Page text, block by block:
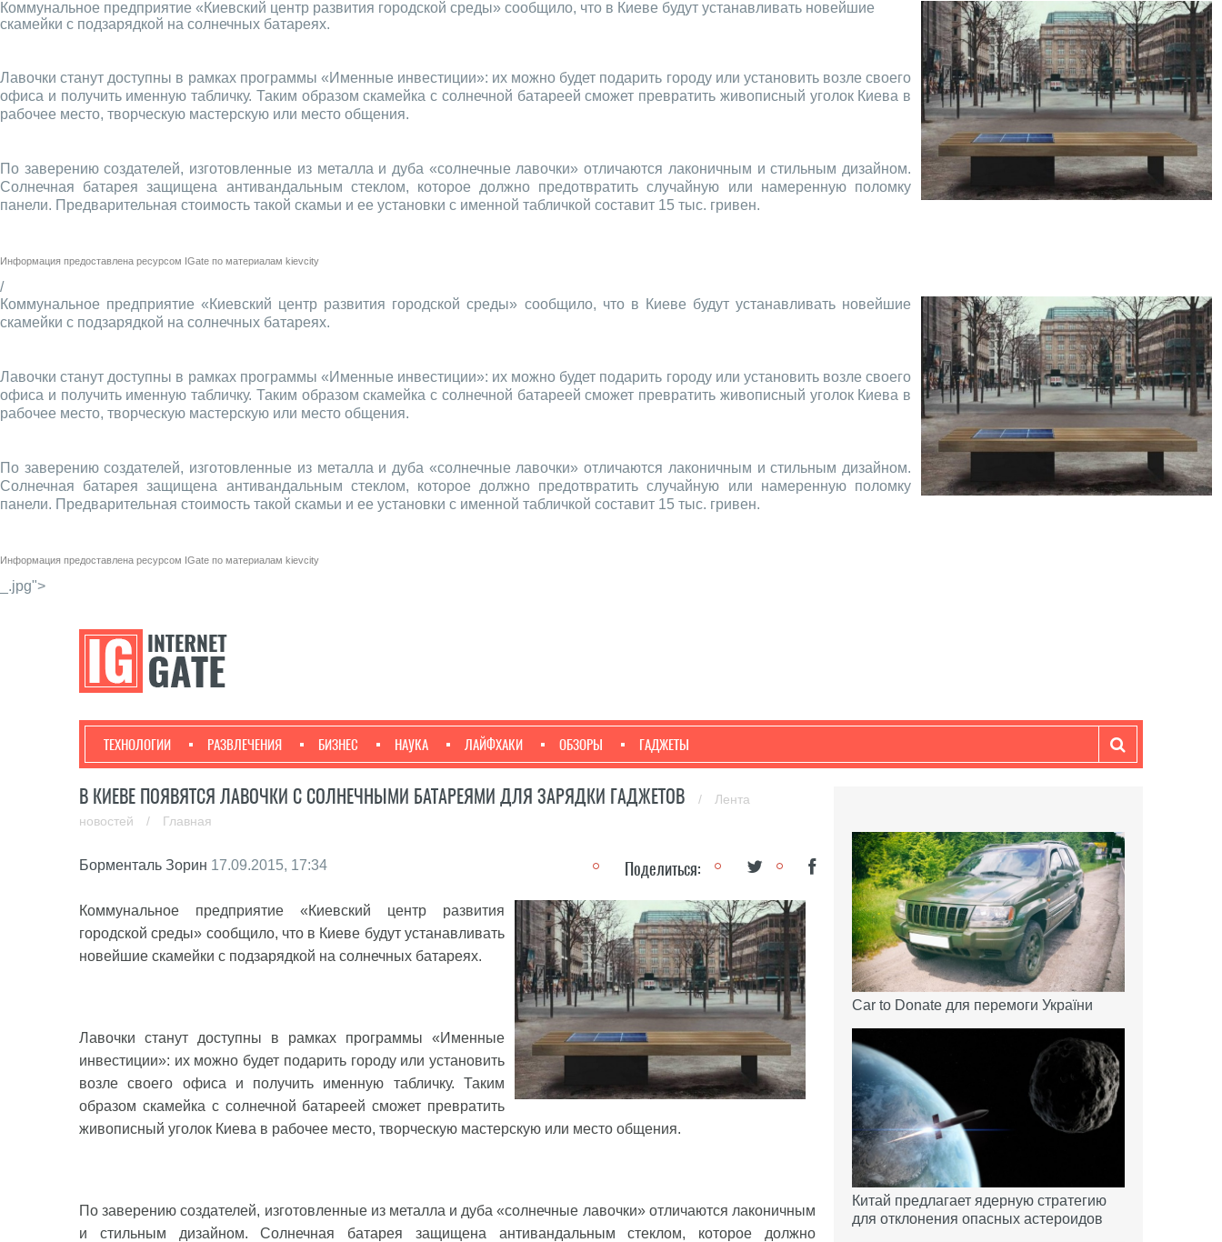
Коммунальное предприятие «Киевский центр развития городской среды» сообщило, что в Киеве будут устанавливать новейшие
скамейки с подзарядкой на солнечных батареях.
Лавочки станут доступны в рамках программы «Именные инвестиции»: их можно будет подарить городу или установить возле своего
офиса и получить именную табличку. Таким образом скамейка с солнечной батареей сможет превратить живописный уголок Киева в
рабочее место, творческую мастерскую или место общения.
По заверению создателей, изготовленные из металла и дуба «солнечные лавочки» отличаются лаконичным и стильным дизайном.
Солнечная батарея защищена антивандальным стеклом, которое должно предотвратить случайную или намеренную поломку
панели. Предварительная стоимость такой скамьи и ее установки с именной табличкой составит 15 тыс. гривен.
Информация предоставлена ресурсом IGate по материалам kievcity
/
Коммунальное предприятие «Киевский центр развития городской среды» сообщило, что в Киеве будут устанавливать новейшие
скамейки с подзарядкой на солнечных батареях.
Лавочки станут доступны в рамках программы «Именные инвестиции»: их можно будет подарить городу или установить возле своего
офиса и получить именную табличку. Таким образом скамейка с солнечной батареей сможет превратить живописный уголок Киева в
рабочее место, творческую мастерскую или место общения.
По заверению создателей, изготовленные из металла и дуба «солнечные лавочки» отличаются лаконичным и стильным дизайном.
Солнечная батарея защищена антивандальным стеклом, которое должно предотвратить случайную или намеренную поломку
панели. Предварительная стоимость такой скамьи и ее установки с именной табличкой составит 15 тыс. гривен.
Информация предоставлена ресурсом IGate по материалам kievcity
_.jpg">
ТЕХНОЛОГИИ РАЗВЛЕЧЕНИЯ БИЗНЕС НАУКА ЛАЙФХАКИ ОБЗОРЫ ГАДЖЕТЫ
В КИЕВЕ ПОЯВЯТСЯ ЛАВОЧКИ С СОЛНЕЧНЫМИ БАТАРЕЯМИ ДЛЯ ЗАРЯДКИ ГАДЖЕТОВ /
Лента
новостей
/ Главная
Борменталь Зорин 17.09.2015, 17:34 Поделиться:
Коммунальное предприятие «Киевский центр развития
городской среды» сообщило, что в Киеве будут устанавливать
новейшие скамейки с подзарядкой на солнечных батареях.
Лавочки станут доступны в рамках программы «Именные
инвестиции»: их можно будет подарить городу или установить
возле своего офиса и получить именную табличку. Таким
образом скамейка с солнечной батареей сможет превратить
живописный уголок Киева в рабочее место, творческую мастерскую или место общения.
По заверению создателей, изготовленные из металла и дуба «солнечные лавочки» отличаются лаконичным
и стильным дизайном. Солнечная батарея защищена антивандальным стеклом, которое должно
Car to Donate для перемоги України
Китай предлагает ядерную стратегию
для отклонения опасных астероидов